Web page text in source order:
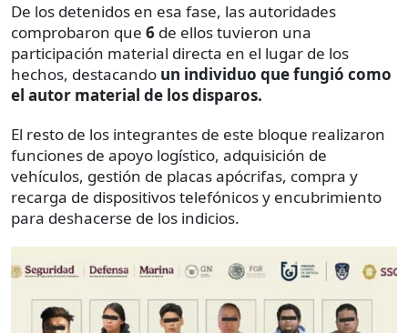
De los detenidos en esa fase, las autoridades
comprobaron que 6 de ellos tuvieron una
participación material directa en el lugar de los
hechos, destacando un individuo que fungió como
el autor material de los disparos.
El resto de los integrantes de este bloque realizaron
funciones de apoyo logístico, adquisición de
vehículos, gestión de placas apócrifas, compra y
recarga de dispositivos telefónicos y encubrimiento
para deshacerse de los indicios.